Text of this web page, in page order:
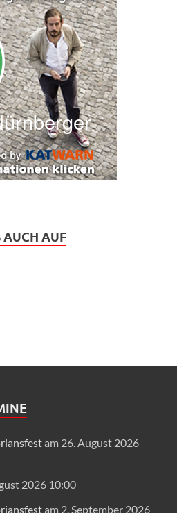
AUCH AUF
am 26. August 2026
2026 10:00
am 2. September 2026